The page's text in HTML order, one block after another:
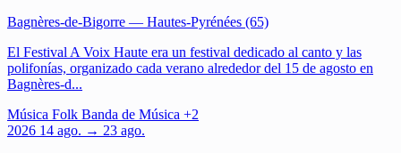
Bagnères-de-Bigorre — Hautes-Pyrénées (65)
El Festival A Voix Haute era un festival dedicado al canto y las
polifonías, organizado cada verano alrededor del 15 de agosto en
Bagnères-d...
Música Folk Banda de Música +2
2026 14 ago. → 23 ago.